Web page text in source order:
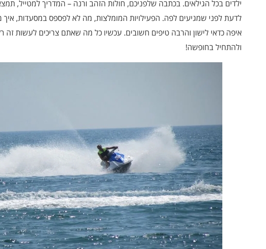
ילדים בכל הגילאים. בכתבה שלפניכם, חולות הזהב ורנה – המדריך למטייל,
לדעת לפני שמגיעים לפה. הפעילויות המומלצות, מה לא לפספס במסעדות, איך
איפה כדאי לישון והרבה טיפים חשובים. עכשיו כל מה שאתם צריכים לעשות זה
ולהתחיל בחופשה!